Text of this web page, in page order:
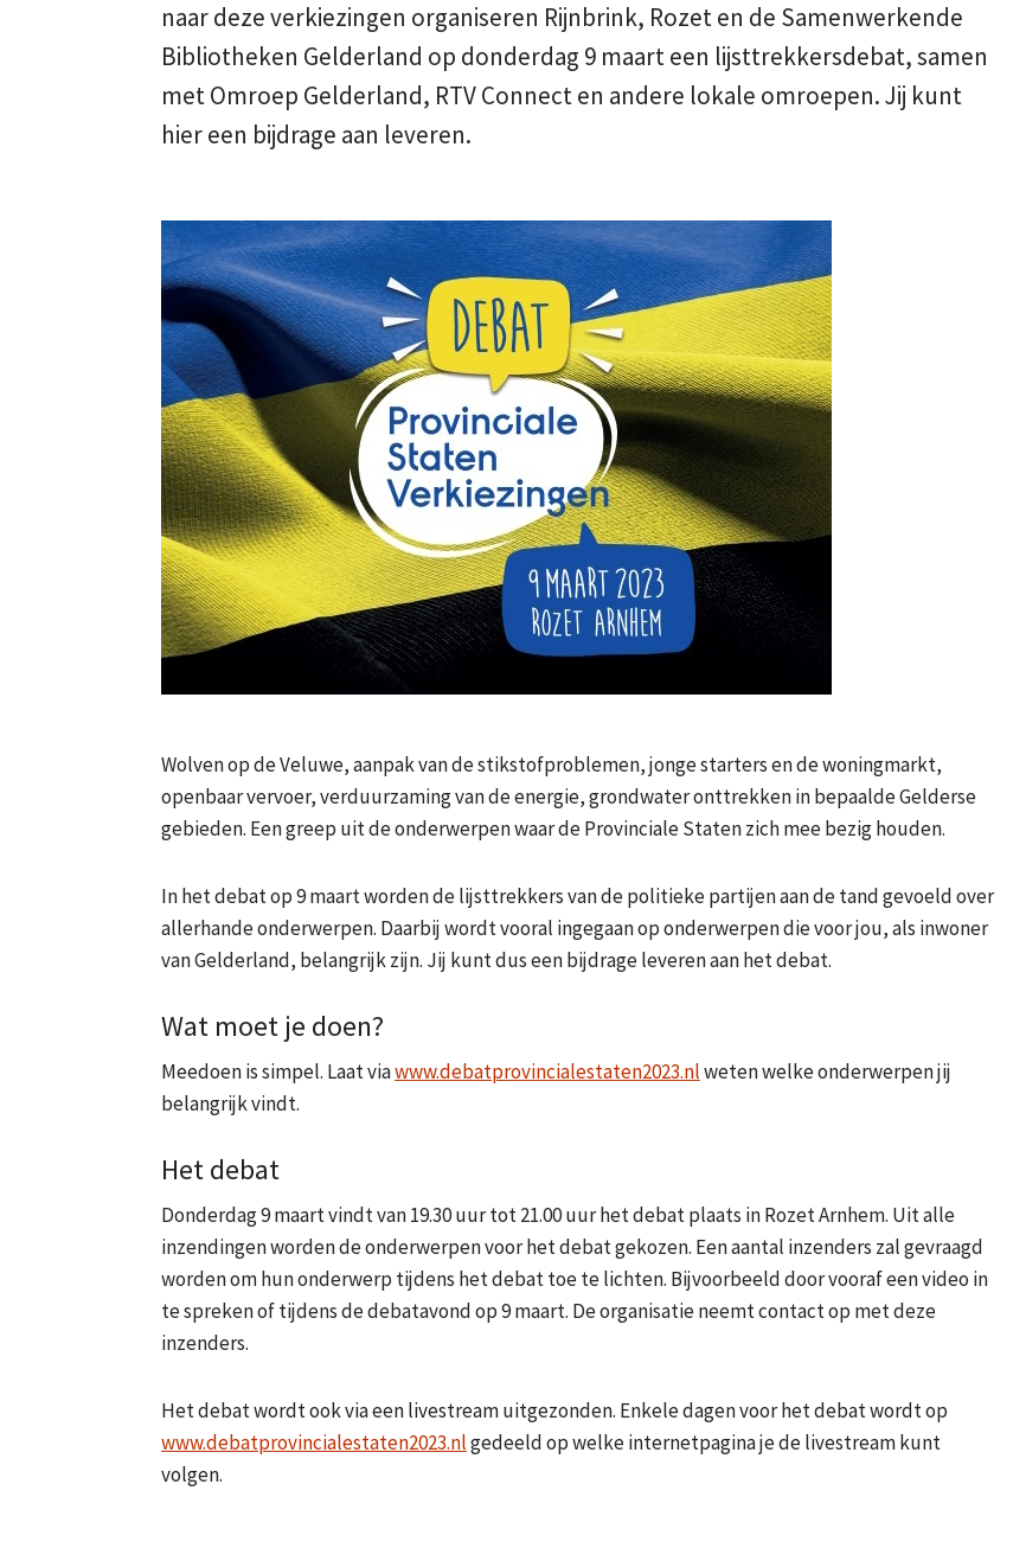
naar deze verkiezingen organiseren Rijnbrink, Rozet en de Samenwerkende
Bibliotheken Gelderland op donderdag 9 maart een lijsttrekkersdebat, samen
met Omroep Gelderland, RTV Connect en andere lokale omroepen. Jij kunt
hier een bijdrage aan leveren.
Wolven op de Veluwe, aanpak van de stikstofproblemen, jonge starters en de woningmarkt,
openbaar vervoer, verduurzaming van de energie, grondwater onttrekken in bepaalde Gelderse
gebieden. Een greep uit de onderwerpen waar de Provinciale Staten zich mee bezig houden.
In het debat op 9 maart worden de lijsttrekkers van de politieke partijen aan de tand gevoeld over
allerhande onderwerpen. Daarbij wordt vooral ingegaan op onderwerpen die voor jou, als inwoner
van Gelderland, belangrijk zijn. Jij kunt dus een bijdrage leveren aan het debat.
Wat moet je doen?
Meedoen is simpel. Laat viawww.debatprovincialestaten2023.nlweten welke onderwerpen jij
belangrijk vindt.
Het debat
Donderdag 9 maart vindt van 19.30 uur tot 21.00 uur het debat plaats in Rozet Arnhem. Uit alle
inzendingen worden de onderwerpen voor het debat gekozen. Een aantal inzenders zal gevraagd
worden om hun onderwerp tijdens het debat toe te lichten. Bijvoorbeeld door vooraf een video in
te spreken of tijdens de debatavond op 9 maart. De organisatie neemt contact op met deze
inzenders.
Het debat wordt ook via een livestream uitgezonden. Enkele dagen voor het debat wordt op
www.debatprovincialestaten2023.nlgedeeld op welke internetpagina je de livestream kunt
volgen.